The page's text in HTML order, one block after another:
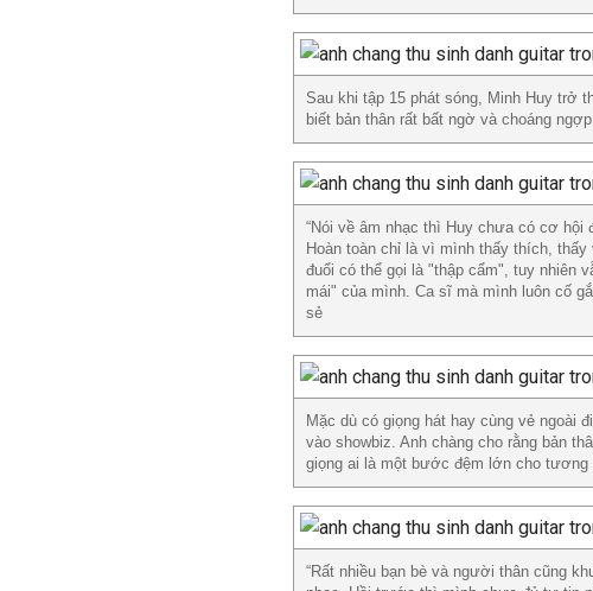
Sau khi tập 15 phát sóng, Minh Huy trở
biết bản thân rất bất ngờ và choáng
“Nói về âm nhạc thì Huy chưa có cơ
Hoàn toàn chỉ là vì mình thấy thích,
đuổi có thể gọi là "thập cẩm", tuy nhiên
mái" của mình. Ca sĩ mà mình luôn cố
sẻ
Mặc dù có giọng hát hay cùng vẻ ngoài
vào showbiz. Anh chàng cho rằng bản
giọng ai là một bước đệm lớn cho tương
“Rất nhiều bạn bè và người thân cũng